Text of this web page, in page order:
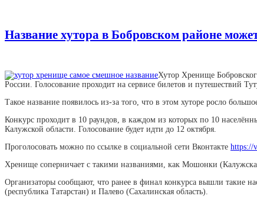
Название хутора в Бобровском районе
Хутор Хренище
России. Голосование проходит на сервисе билетов и путешествий
Такое название появилось из-за того, что в этом хуторе росло
Конкурс проходит в 10 раундов, в каждом из которых по 10
Калужской области. Голосование будет идти до 12 октября.
Проголосовать можно по ссылке в социальной сети Вконтакте https://
Хренище соперничает с такими названиями, как Мошонки
Организаторы сообщают, что ранее в финал конкурса вышли такие
(республика Татарстан) и Палево (Сахалинская область).